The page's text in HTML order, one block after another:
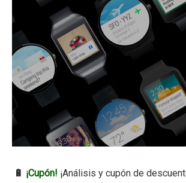
🔋 ¡Cupón! ¡Análisis y cupón de